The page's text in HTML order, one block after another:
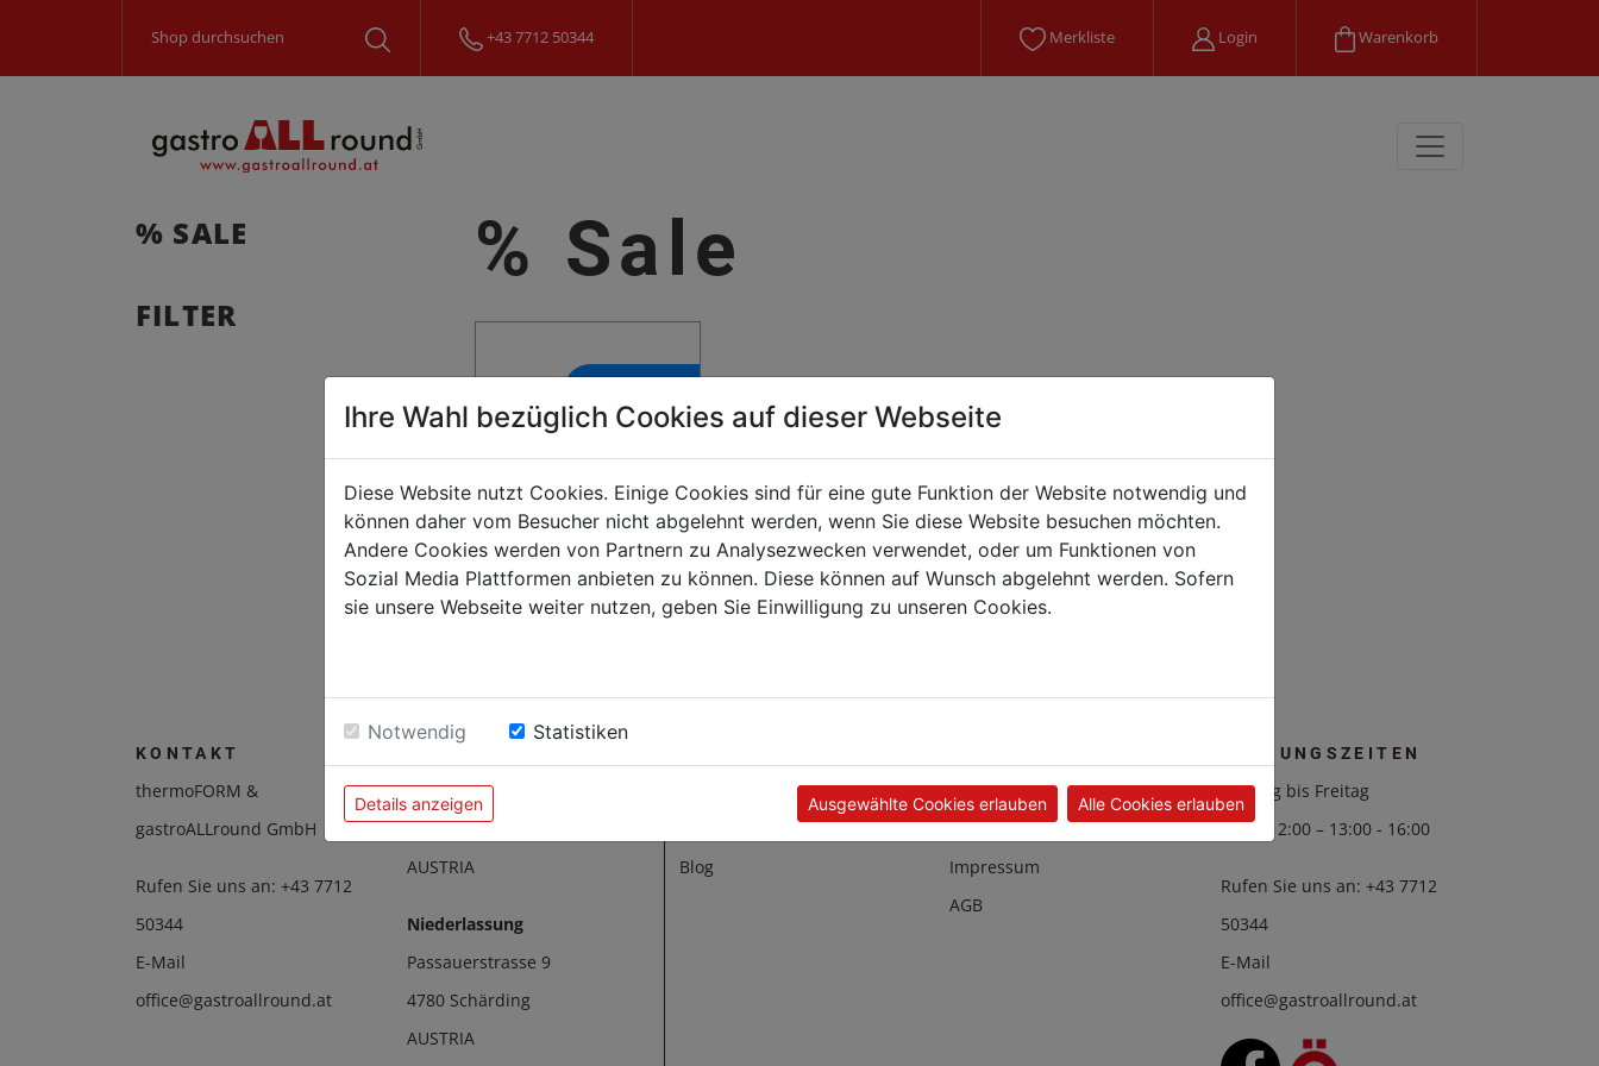
+43 7712 50344 Merkliste Login Warenkorb
% SALE
FILTER
% Sale
Menü-Box (XPS) 2-geteilt
weiß 241 x 207 x 69 mm
600ml [125 St.]
KONTAKT
thermoFORM &
gastroALLround GmbH
Rufen Sie uns an: +43 7712
50344
E-Mail
office@gastroallround.at
Hackledt 42
4773 Eggerding
AUSTRIA
Niederlassung
Passauerstrasse 9
4780 Schärding
AUSTRIA
Produktkataloge
Blog
Über Uns
Datenschutz
Impressum
AGB
ÖFFNUNGSZEITEN
Montag bis Freitag
08:00 12:00 – 13:00 - 16:00
Rufen Sie uns an:+43 7712
50344
E-Mail
office@gastroallround.at
Ihre Wahl bezüglich Cookies auf dieser Webseite
Diese Website nutzt Cookies. Einige Cookies sind für eine gute Funktion der Website notwendig und
können daher vom Besucher nicht abgelehnt werden, wenn Sie diese Website besuchen möchten.
Andere Cookies werden von Partnern zu Analysezwecken verwendet, oder um Funktionen von
Sozial Media Plattformen anbieten zu können. Diese können auf Wunsch abgelehnt werden. Sofern
sie unsere Webseite weiter nutzen, geben Sie Einwilligung zu unseren Cookies.
Notwendig Statistiken
Details anzeigen Ausgewählte Cookies erlauben Alle Cookies erlauben